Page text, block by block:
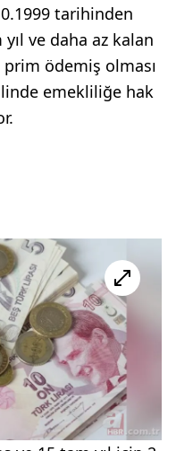
tarihinden
ve daha az kalan
ödemiş olması
emekliliğe hak